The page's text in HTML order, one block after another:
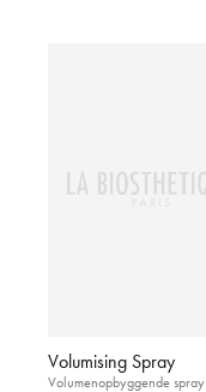
Volumising Spray
Volumenopbyggende spray